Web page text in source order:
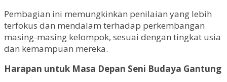
Pembagian ini memungkinkan penilaian yang lebih
terfokus dan mendalam terhadap perkembangan
masing-masing kelompok, sesuai dengan tingkat usia
dan kemampuan mereka.
Harapan untuk Masa Depan Seni Budaya Gantung